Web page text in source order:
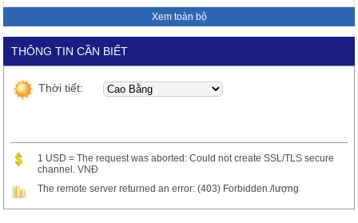
Xem toàn bộ
THÔNG TIN CẦN BIẾT
Thời tiết:
1 USD = The request was aborted: Could not create SSL/TLS secure
channel. VNĐ
The remote server returned an error: (403) Forbidden./lượng